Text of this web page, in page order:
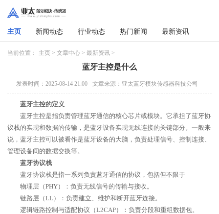
主页 新闻动态 行业动态 热门新闻 最新资讯
当前位置： 主页 > 文章中心 > 最新资讯 >
蓝牙主控是什么
发表时间：2025-08-14 21:00 文章来源：亚太蓝牙模块传感器科技公司
蓝牙主控的定义
蓝牙主控是指负责管理蓝牙通信的核心芯片或模块。它承担了蓝牙协
议栈的实现和数据的传输，是蓝牙设备实现无线连接的关键部分。一般来
说，蓝牙主控可以被看作是蓝牙设备的大脑，负责处理信号、控制连接、
管理设备间的数据交换等。
蓝牙协议栈
蓝牙协议栈是指一系列负责蓝牙通信的协议，包括但不限于
物理层（PHY）：负责无线信号的传输与接收。
链路层（LL）：负责建立、维护和断开蓝牙连接。
逻辑链路控制与适配协议（L2CAP）：负责分段和重组数据包。